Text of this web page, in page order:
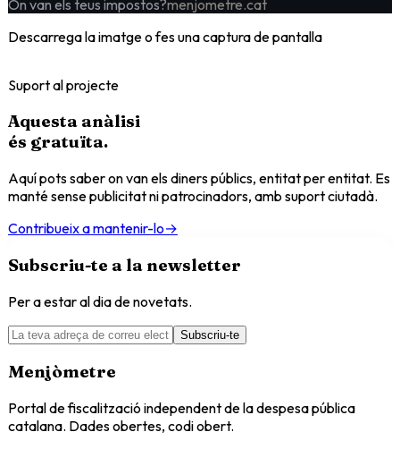
On van els teus impostos?menjometre.cat
Descarrega la imatge o fes una captura de pantalla
Suport al projecte
Aquesta anàlisi
és gratuïta.
Aquí pots saber on van els diners públics, entitat per entitat. Es
manté sense publicitat ni patrocinadors, amb suport ciutadà.
Contribueix a mantenir-lo→
Subscriu-te a la newsletter
Per a estar al dia de novetats.
Subscriu-te
Menjòmetre
Portal de fiscalització independent de la despesa pública
catalana. Dades obertes, codi obert.